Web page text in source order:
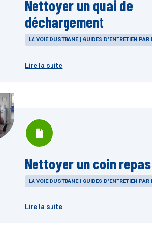
Nettoyer un quai de
déchargement
LA VOIE DUSTBANE | GUIDES D’ENTRETIEN PAR
Lire la suite
Nettoyer un coin repas
LA VOIE DUSTBANE | GUIDES D’ENTRETIEN PAR
Lire la suite